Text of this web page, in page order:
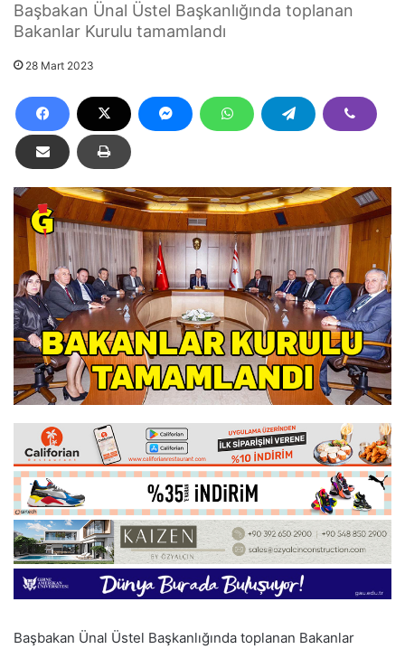
Başbakan Ünal Üstel Başkanlığında toplanan
Bakanlar Kurulu tamamlandı
28 Mart 2023
Başbakan Ünal Üstel Başkanlığında toplanan Bakanlar